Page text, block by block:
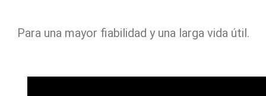
Para una mayor fiabilidad y una larga vida útil.